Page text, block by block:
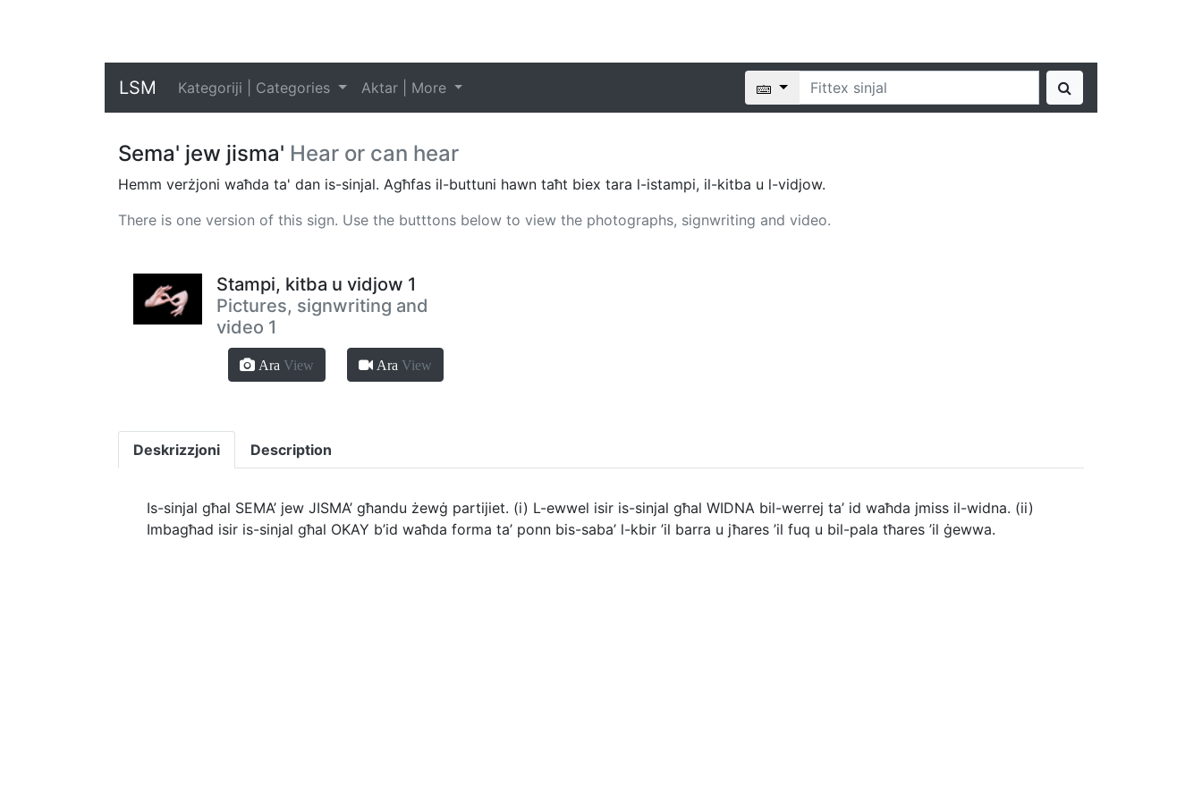
LSM Kategoriji | Categories Aktar | More
Sema' jew jisma' Hear or can hear
Hemm verżjoni waħda ta' dan is-sinjal. Agħfas il-buttuni hawn taħt biex tara l-istampi, il-kitba u l-vidjow.
There is one version of this sign. Use the butttons below to view the photographs, signwriting and video.
Stampi, kitba u vidjow 1
Pictures, signwriting and
video 1
Ara View AraView
Deskrizzjoni Description
Is-sinjal għal SEMA’ jew JISMA’ għandu żewġ partijiet. (i) L-ewwel isir is-sinjal għal WIDNA bil-werrej ta’ id waħda jmiss il-widna. (ii)
Imbagħad isir is-sinjal għal OKAY b’id waħda forma ta’ ponn bis-saba’ l-kbir ’il barra u jħares ’il fuq u bil-pala tħares ’il ġewwa.